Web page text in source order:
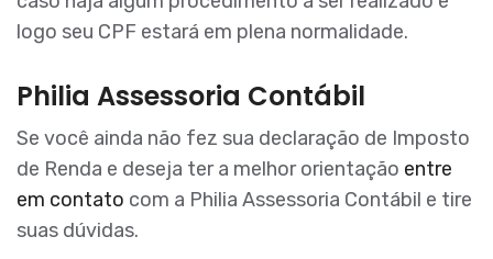
logo seu CPF estará em plena normalidade.
Philia Assessoria Contábil
Se você ainda não fez sua declaração de Imposto
de Renda e deseja ter a melhor orientação entre
em contato com a Philia Assessoria Contábil e tire
suas dúvidas.